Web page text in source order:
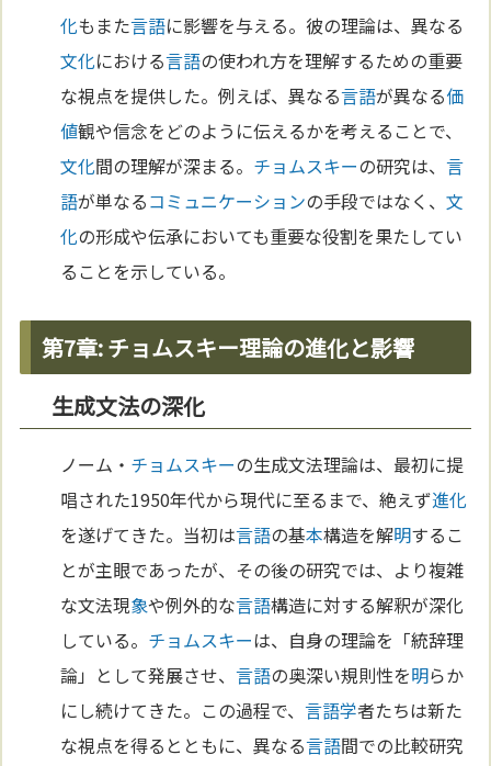
化もまた言語に影響を与える。彼の理論は、異なる
文化における言語の使われ方を理解するための重要
な視点を提供した。例えば、異なる言語が異なる価
値観や信念をどのように伝えるかを考えることで、
文化間の理解が深まる。 チョムスキーの研究は、言
語が単なるコミュニケーションの手段ではなく、文
化の形成や伝承においても重要な役割を果たしてい
ることを示している。
第7章: チョムスキー理論の進化と影響
生成文法の深化
ノーム・ チョムスキーの生成文法理論は、最初に提
唱された1950年代から現代に至るまで、絶えず進化
を遂げてきた。当初は言語の基本構造を解明するこ
とが主眼であったが、その後の研究では、より複雑
な文法現象や例外的な言語構造に対する解釈が深化
している。 チョムスキーは、自身の理論を「統辞理
論」として発展させ、言語の奥深い規則性を明らか
にし続けてきた。この過程で、言語学者たちは新た
な視点を得るとともに、異なる言語間での比較研究